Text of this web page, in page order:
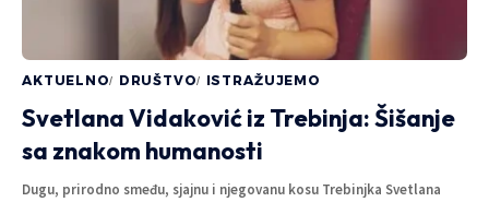
AKTUELNO DRUŠTVO ISTRAŽUJEMO
Svetlana Vidaković iz Trebinja: Šišanje
sa znakom humanosti
Dugu, prirodno smeđu, sjajnu i njegovanu kosu Trebinjka Svetlana